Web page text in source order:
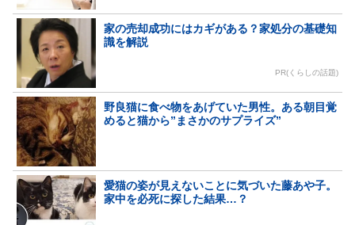
家の売却成功にはカギがある？家処分の基礎知
識を解説
PR(くらしの話題)
野良猫に食べ物をあげていた男性。ある朝目覚
めると猫から”まさかのサプライズ”
愛猫の姿が見えないことに気づいた藤あや子。
家中を必死に探した結果…？